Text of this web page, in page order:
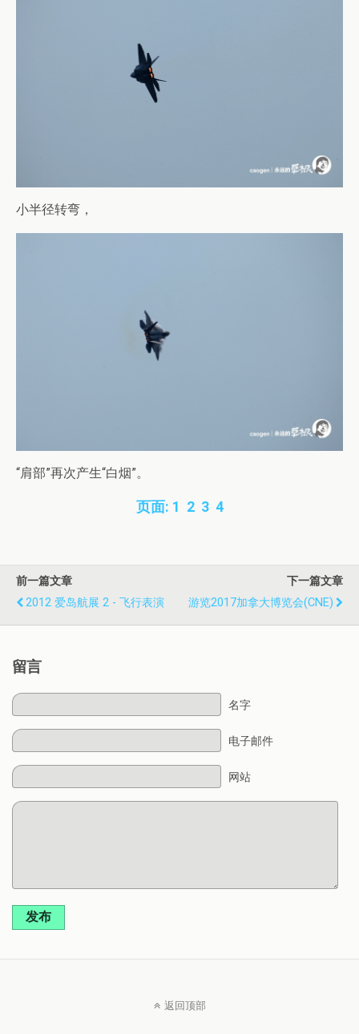
小半径转弯，
“肩部”再次产生“白烟”。
页面: 1 2 3 4
前一篇文章
2012 爱岛航展 2 - 飞行表演
下一篇文章
游览2017加拿大博览会(CNE)
留言
名字
电子邮件
网站
发布
返回顶部